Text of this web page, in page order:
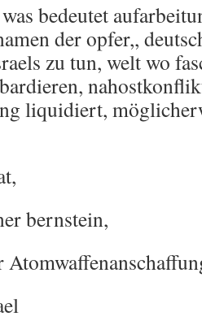
bedeutet
der opfer,,
zu tun, welt wo
liquidiert,
bernstein,